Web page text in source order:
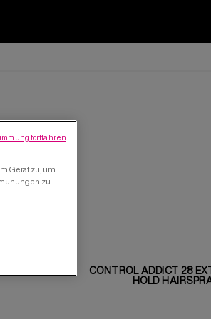
CONTROL ADDICT 28
HOLD
Gerät zu, um
zu
fortfahren